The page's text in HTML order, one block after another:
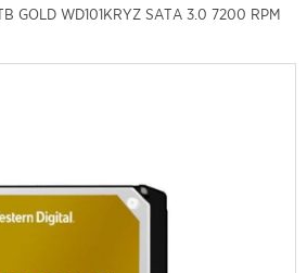
GOLD WD101KRYZ SATA 3.0 7200 RPM